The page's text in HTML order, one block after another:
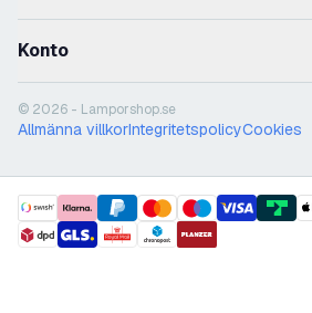
Konto
© 2026 - Lamporshop.se
Allmänna villkorIntegritetspolicyCookies
payment methods
shipment methods